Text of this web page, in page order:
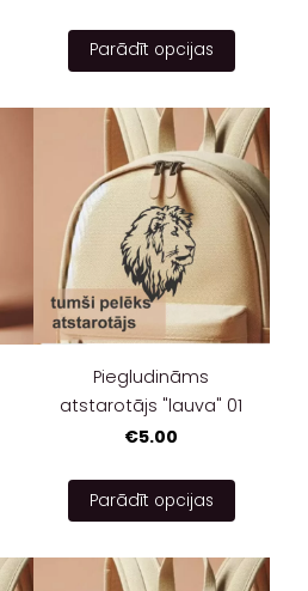
Parādīt opcijas
Piegludināms
atstarotājs "lauva" 01
€5.00
Parādīt opcijas